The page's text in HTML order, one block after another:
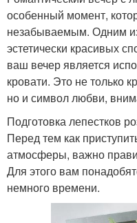
особенный момент,
незабываемым. Одним
эстетически красивых
ваш вечер является
кровати. Это не только
но и символ любви,
Подготовка лепестков
Перед тем как
атмосферы, важно
Для этого вам
немного времени.